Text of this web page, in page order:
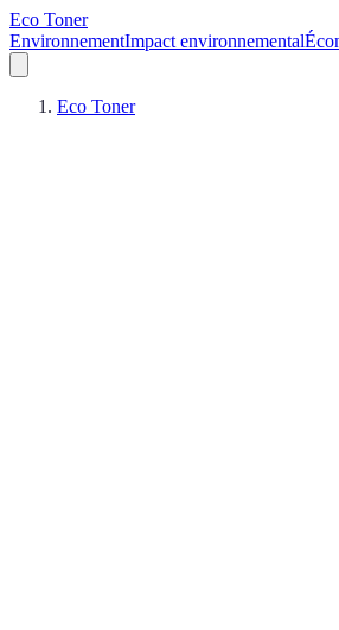
Eco Toner
EnvironnementImpact environnemental
Eco Toner